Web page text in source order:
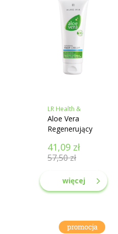
LR Health &
Beauty
Aloe Vera
Regenerujący
41,09 zł
57,50zł
więcej